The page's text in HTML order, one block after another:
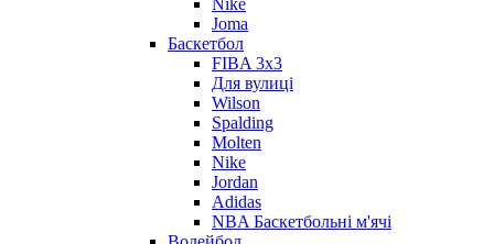
Nike
Joma
Баскетбол
FIBA 3x3
Для вулиці
Wilson
Spalding
Molten
Nike
Jordan
Adidas
NBA Баскетбольні м'ячі